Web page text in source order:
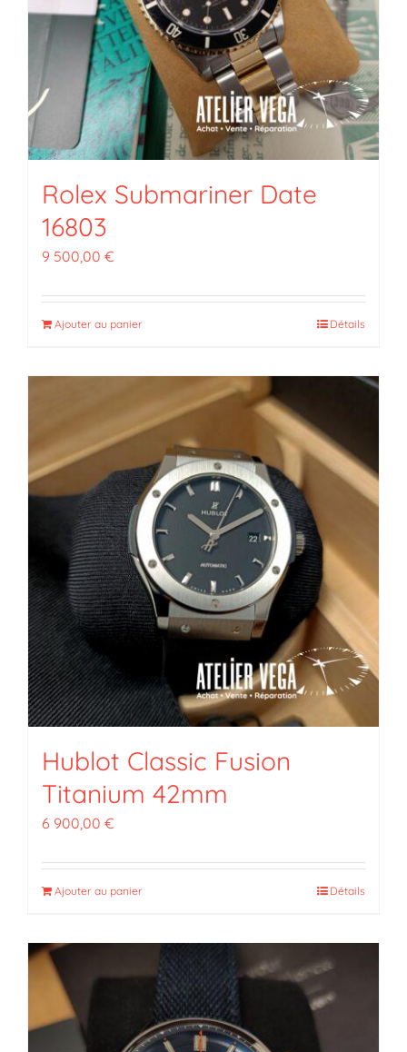
Rolex Submariner Date
16803
9 500,00 €
Ajouter au panier Détails
Hublot Classic Fusion
Titanium 42mm
6 900,00 €
Ajouter au panier Détails